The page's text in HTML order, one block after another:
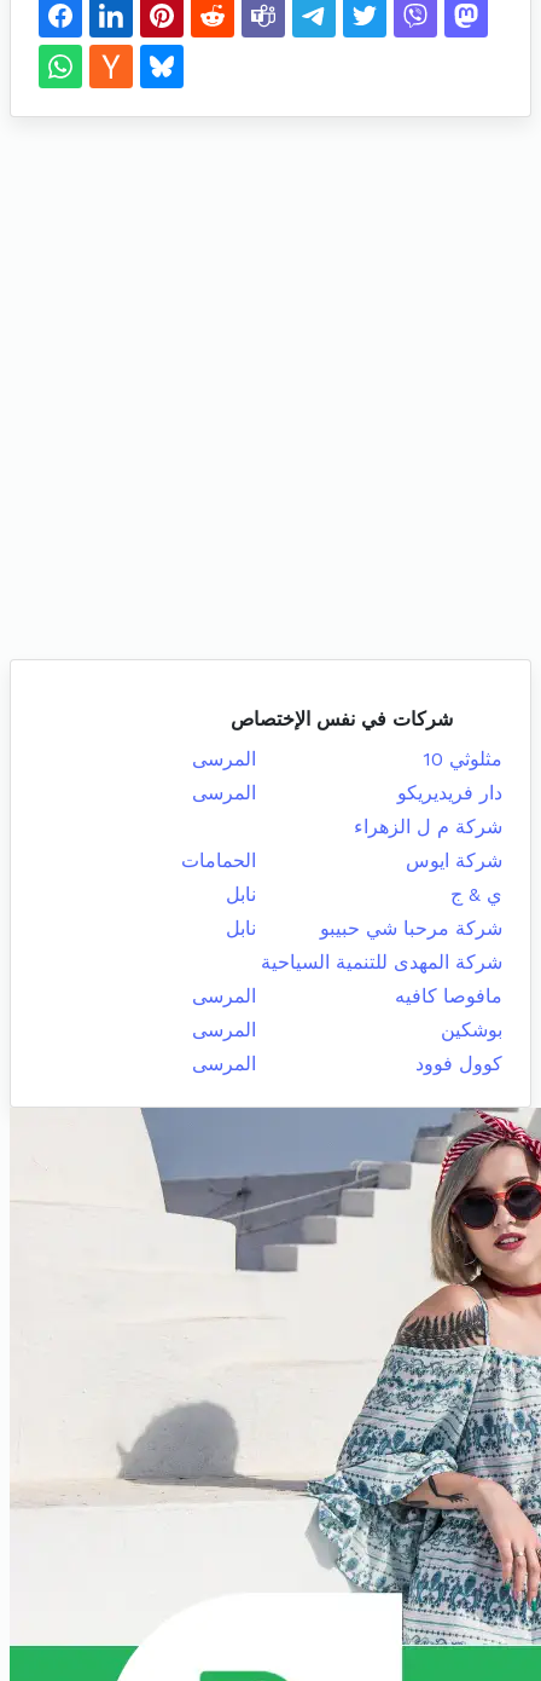
شركات في نفس الإختصاص
مثلوثي 10
المرسى
دار فريديريكو
المرسى
شركة م ل الزهراء
شركة ايوس
الحمامات
ي & ج
نابل
شركة مرحبا شي حبيبو
نابل
شركة المهدى للتنمية السياحية
مافوصا كافيه
المرسى
بوشكين
المرسى
كوول فوود
المرسى